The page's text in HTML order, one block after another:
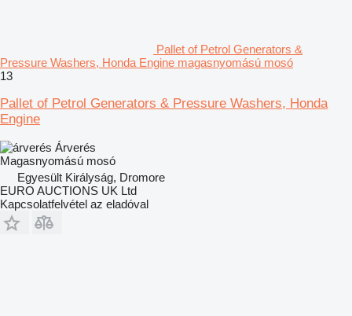
Pallet of Petrol Generators &
Pressure Washers, Honda Engine magasnyomású mosó
13
Pallet of Petrol Generators & Pressure Washers, Honda
Engine
Árverés
Magasnyomású mosó
Egyesült Királyság, Dromore
EURO AUCTIONS UK Ltd
Kapcsolatfelvétel az eladóval